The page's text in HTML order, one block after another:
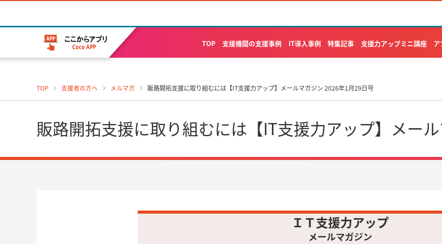
TOP 支援機関の支援事例 IT導入事例 特集記事 支援力アップミニ講座 ア
TOP 支援者の方へ メルマガ 販路開拓支援に取り組むには【IT支援力アップ】メールマガジン 2026年1月29日号
販路開拓支援に取り組むには【IT支援力アップ】メー
ＩＴ支援力アップ
メールマガジン